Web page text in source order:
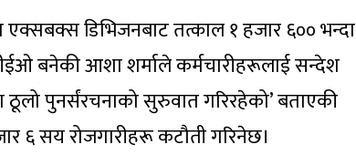
एक्सबक्स डिभिजनबाट तत्काल १ हजार ६०० भन्दा
बनेकी आशा शर्माले कर्मचारीहरूलाई सन्देश
पुनर्संरचनाको सुरुवात गरिरहेको’ बताएकी
६ सय रोजगारीहरू कटौती गरिनेछ।